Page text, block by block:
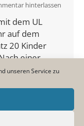
unseren Service zu
hinterlassen
dem UL
auf dem
20 Kinder
einer
Ganze
hatte,
über
Wetters
dem…